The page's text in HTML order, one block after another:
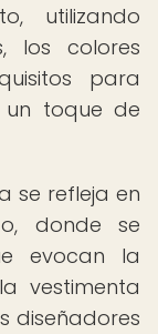
utilizando
los colores
para
toque de
se refleja en
donde se
evocan la
vestimenta
diseñadores